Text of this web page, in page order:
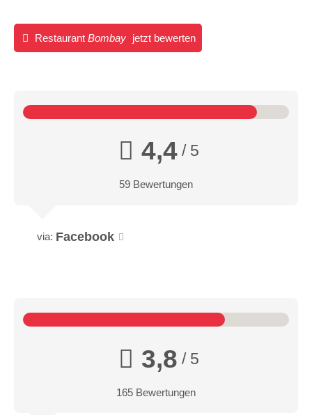
Restaurant Bombay jetzt bewerten
4,4/ 5
59 Bewertungen
via: Facebook
3,8 / 5
165 Bewertungen